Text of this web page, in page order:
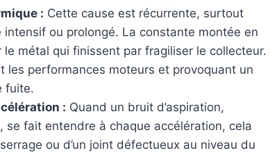
: Cette cause est récurrente, surtout
ou prolongé. La constante montée en
métal qui finissent par fragiliser le collecteur.
les performances moteurs et provoquant un
fuite.
: Quand un bruit d’aspiration,
se fait entendre à chaque accélération, cela
ou d’un joint défectueux au niveau du